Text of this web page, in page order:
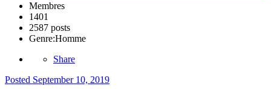
Membres
1401
2587 posts
Genre:Homme
Share
Posted September 10, 2019